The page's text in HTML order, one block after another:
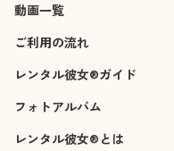
動画一覧
ご利用の流れ
レンタル彼女®ガイド
フォトアルバム
レンタル彼女®とは